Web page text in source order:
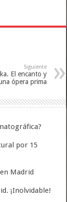
Siguiente
El encanto y
ópera prima
por 15
Madrid
¡Inolvidable!